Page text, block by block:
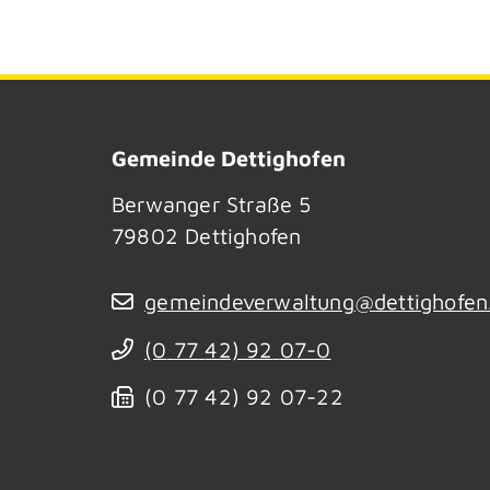
Gemeinde Dettighofen
Berwanger Straße 5
79802 Dettighofen
(0 77 42) 92 07-0
(0 77 42) 92 07-22